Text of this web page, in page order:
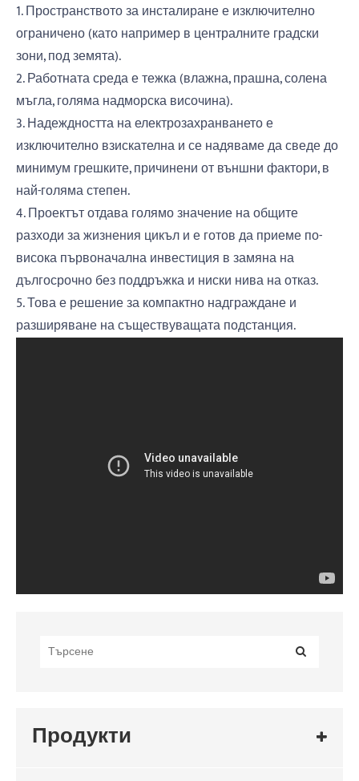
1. Пространството за инсталиране е изключително
ограничено (като например в централните градски
зони, под земята).
2. Работната среда е тежка (влажна, прашна, солена
мъгла, голяма надморска височина).
3. Надеждността на електрозахранването е
изключително взискателна и се надяваме да сведе до
минимум грешките, причинени от външни фактори, в
най-голяма степен.
4. Проектът отдава голямо значение на общите
разходи за жизнения цикъл и е готов да приеме по-
висока първоначална инвестиция в замяна на
дългосрочно без поддръжка и ниски нива на отказ.
5. Това е решение за компактно надграждане и
разширяване на съществуващата подстанция.
Продукти